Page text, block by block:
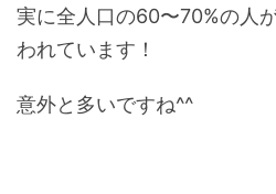
実に全人口の60〜70%の人
われています！
意外と多いですね^^